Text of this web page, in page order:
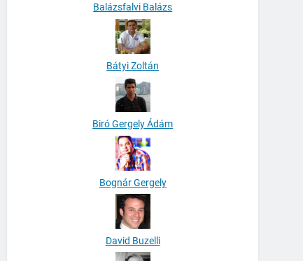
Balázsfalvi Balázs
Bátyi Zoltán
Biró Gergely Ádám
Bognár Gergely
David Buzelli